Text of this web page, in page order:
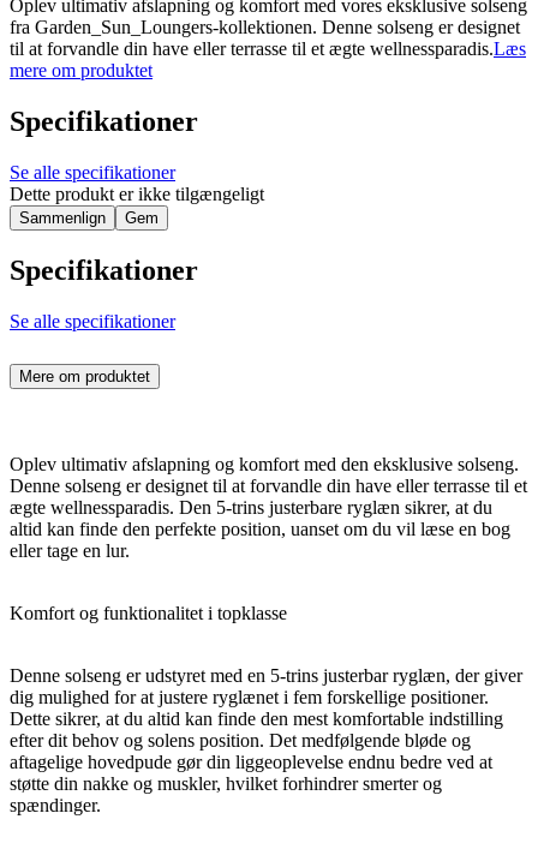
Oplev ultimativ afslapning og komfort med vores eksklusive solseng
fra Garden_Sun_Loungers-kollektionen. Denne solseng er designet
til at forvandle din have eller terrasse til et ægte wellnessparadis.Læs
mere om produktet
Specifikationer
Se alle specifikationer
Dette produkt er ikke tilgængeligt
Sammenlign Gem
Specifikationer
Se alle specifikationer
Mere om produktet
Oplev ultimativ afslapning og komfort med den eksklusive solseng.
Denne solseng er designet til at forvandle din have eller terrasse til et
ægte wellnessparadis. Den 5-trins justerbare ryglæn sikrer, at du
altid kan finde den perfekte position, uanset om du vil læse en bog
eller tage en lur.
Komfort og funktionalitet i topklasse
Denne solseng er udstyret med en 5-trins justerbar ryglæn, der giver
dig mulighed for at justere ryglænet i fem forskellige positioner.
Dette sikrer, at du altid kan finde den mest komfortable indstilling
efter dit behov og solens position. Det medfølgende bløde og
aftagelige hovedpude gør din liggeoplevelse endnu bedre ved at
støtte din nakke og muskler, hvilket forhindrer smerter og
spændinger.